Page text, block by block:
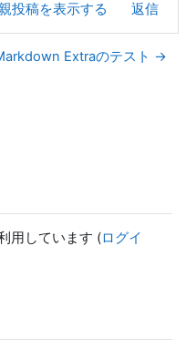
投稿を表示する 返信
Extraのテスト →
用しています (ログイ